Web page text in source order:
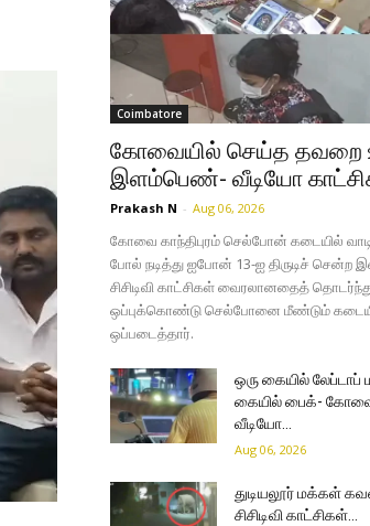
Coimbatore
கோவையில் செய்த தவறை
இளம்பெண்- வீடியோ
Prakash N - Aug 06, 2026
கோவை காந்திபுரம் செல்போன் கடையில்
போல் நடித்து ஐபோன் 13-ஐ திருடிச்
சிசிடிவி காட்சிகள் வைரலானதைத்
ஒப்புக்கொண்டு செல்போனை மீண்டும்
ஒப்படைத்தார்.
ஒரு கையில் லேப்டாப்
கையில் பைக்-
வீடியோ…
Aug 06, 2026
துடியலூர் மக்கள்
சிசிடிவி காட்சிகள்…